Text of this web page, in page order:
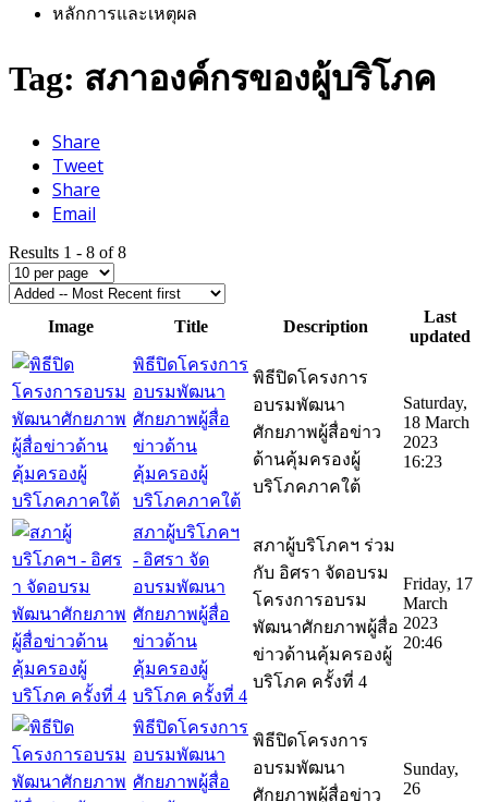
หลักการและเหตุผล
Tag: สภาองค์กรของผู้บริโภค
Share
Tweet
Share
Email
Results 1 - 8 of 8
Image Title Description
Last
updated
พิธีปิดโครงการ
อบรมพัฒนา
ศักยภาพผู้สื่อ
ข่าวด้าน
คุ้มครองผู้
บริโภคภาคใต้
พิธีปิดโครงการ
อบรมพัฒนา
ศักยภาพผู้สื่อข่าว
ด้านคุ้มครองผู้
บริโภคภาคใต้
Saturday,
18 March
2023
16:23
สภาผู้บริโภคฯ
- อิศรา จัด
อบรมพัฒนา
ศักยภาพผู้สื่อ
ข่าวด้าน
คุ้มครองผู้
บริโภค ครั้งที่ 4
สภาผู้บริโภคฯ ร่วม
กับ อิศรา จัดอบรม
โครงการอบรม
พัฒนาศักยภาพผู้สื่อ
ข่าวด้านคุ้มครองผู้
บริโภค ครั้งที่ 4
Friday, 17
March
2023
20:46
พิธีปิดโครงการ
อบรมพัฒนา
ศักยภาพผู้สื่อ
พิธีปิดโครงการ
อบรมพัฒนา
ศักยภาพผู้สื่อข่าว
Sunday,
26